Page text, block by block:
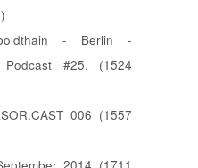
- Berlin -
Podcast #25, (1524
006 (1557